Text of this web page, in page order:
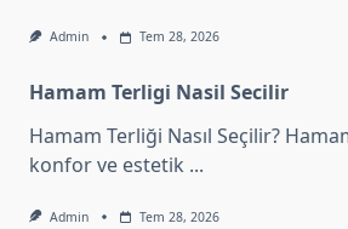
Admin Tem 28, 2026
Hamam Terligi Nasil Secilir
Hamam Terliği Nasıl Seçilir?
konfor ve estetik ...
Admin Tem 28, 2026